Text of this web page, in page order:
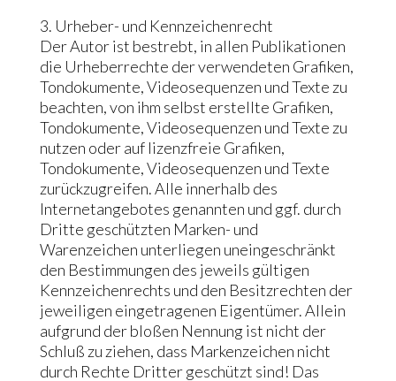
3. Urheber- und Kennzeichenrecht
Der Autor ist bestrebt, in allen Publikationen
die Urheberrechte der verwendeten Grafiken,
Tondokumente, Videosequenzen und Texte zu
beachten, von ihm selbst erstellte Grafiken,
Tondokumente, Videosequenzen und Texte zu
nutzen oder auf lizenzfreie Grafiken,
Tondokumente, Videosequenzen und Texte
zurückzugreifen. Alle innerhalb des
Internetangebotes genannten und ggf. durch
Dritte geschützten Marken- und
Warenzeichen unterliegen uneingeschränkt
den Bestimmungen des jeweils gültigen
Kennzeichenrechts und den Besitzrechten der
jeweiligen eingetragenen Eigentümer. Allein
aufgrund der bloßen Nennung ist nicht der
Schluß zu ziehen, dass Markenzeichen nicht
durch Rechte Dritter geschützt sind! Das